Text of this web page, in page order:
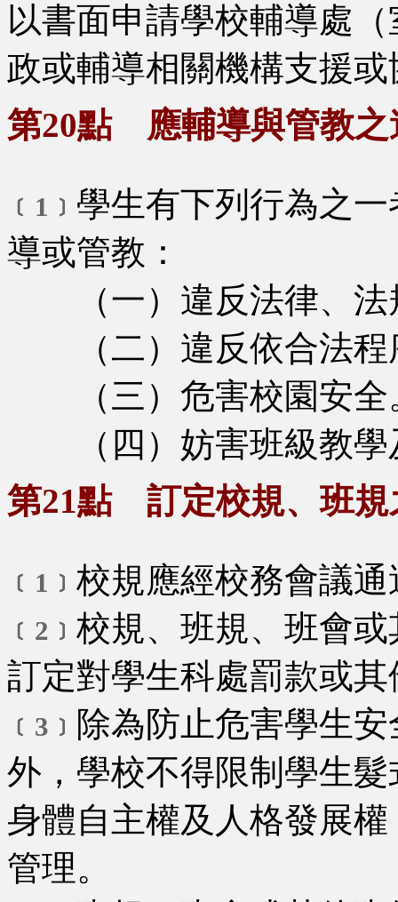
以書面申請學校輔導處
政或輔導相關機構支援或
第20點 應輔導與管教之
﹝1﹞ 學生有下列行為之
導或管教：
（一）違反法律、法
（二）違反依合法程
（三）危害校園安全
（四）妨害班級教學
第21點 訂定校規、班規
﹝1﹞ 校規應經校務會議通
﹝2﹞ 校規、班規、班會
訂定對學生科處罰款或
﹝3﹞ 除為防止危害學生
外，學校不得限制學生
身體自主權及人格發展
管理。